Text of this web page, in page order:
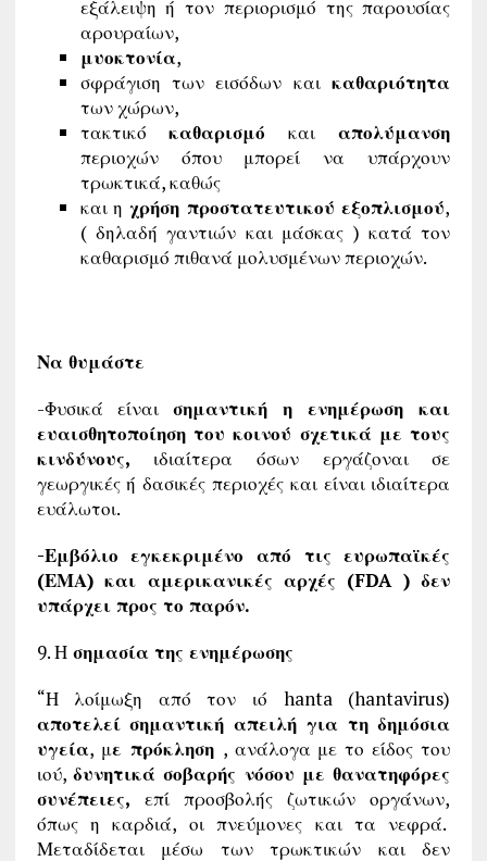
εξάλειψη ή τον περιορισμό της παρουσίας
αρουραίων,
μυοκτονία,
σφράγιση των εισόδων καικαθαριότητα
των χώρων,
τακτικόκαθαρισμό καιαπολύμανση
περιοχών όπου μπορεί να υπάρχουν
τρωκτικά, καθώς
και η χρήση προστατευτικού εξοπλισμού,
( δηλαδή γαντιών και μάσκας ) κατά τον
καθαρισμό πιθανά μολυσμένων περιοχών.
Να θυμάστε
-Φυσικά είναι σημαντική η ενημέρωση και
ευαισθητοποίηση του κοινού σχετικά με τους
κινδύνους, ιδιαίτερα όσων εργάζοναι σε
γεωργικές ή δασικές περιοχές και είναι ιδιαίτερα
ευάλωτοι.
-Εμβόλιο εγκεκριμένο από τις ευρωπαϊκές
(ΕΜΑ) και αμερικανικές αρχές (FDA ) δεν
υπάρχει προς το παρόν.
9. Ησημασία της ενημέρωσης
“Η λοίμωξη από τον ιό hanta (hantavirus)
αποτελεί σημαντική απειλή για τη δημόσια
υγεία, με πρόκληση , ανάλογα με το είδος του
ιού, δυνητικά σοβαρής νόσου με θανατηφόρες
συνέπειες, επί προσβολής ζωτικών οργάνων,
όπως η καρδιά, οι πνεύμονες και τα νεφρά.
Μεταδίδεται μέσω των τρωκτικών και δεν